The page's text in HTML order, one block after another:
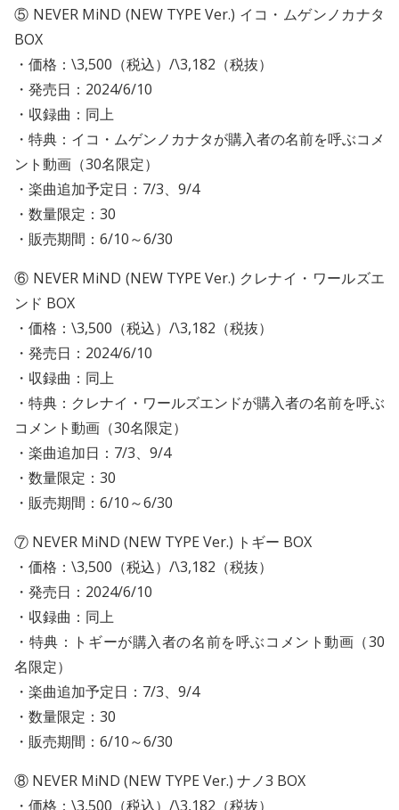
⑤ NEVER MiND (NEW TYPE Ver.) イコ・ムゲンノカナタ
BOX
・価格：\3,500（税込）/\3,182（税抜）
・発売日：2024/6/10
・収録曲：同上
・特典：イコ・ムゲンノカナタが購入者の名前を呼ぶコメ
ント動画（30名限定）
・楽曲追加予定日：7/3、9/4
・数量限定：30
・販売期間：6/10～6/30
⑥ NEVER MiND (NEW TYPE Ver.) クレナイ・ワールズエ
ンド BOX
・価格：\3,500（税込）/\3,182（税抜）
・発売日：2024/6/10
・収録曲：同上
・特典：クレナイ・ワールズエンドが購入者の名前を呼ぶ
コメント動画（30名限定）
・楽曲追加日：7/3、9/4
・数量限定：30
・販売期間：6/10～6/30
⑦ NEVER MiND (NEW TYPE Ver.) トギー BOX
・価格：\3,500（税込）/\3,182（税抜）
・発売日：2024/6/10
・収録曲：同上
・特典：トギーが購入者の名前を呼ぶコメント動画（30
名限定）
・楽曲追加予定日：7/3、9/4
・数量限定：30
・販売期間：6/10～6/30
⑧ NEVER MiND (NEW TYPE Ver.) ナノ3 BOX
・価格：\3,500（税込）/\3,182（税抜）